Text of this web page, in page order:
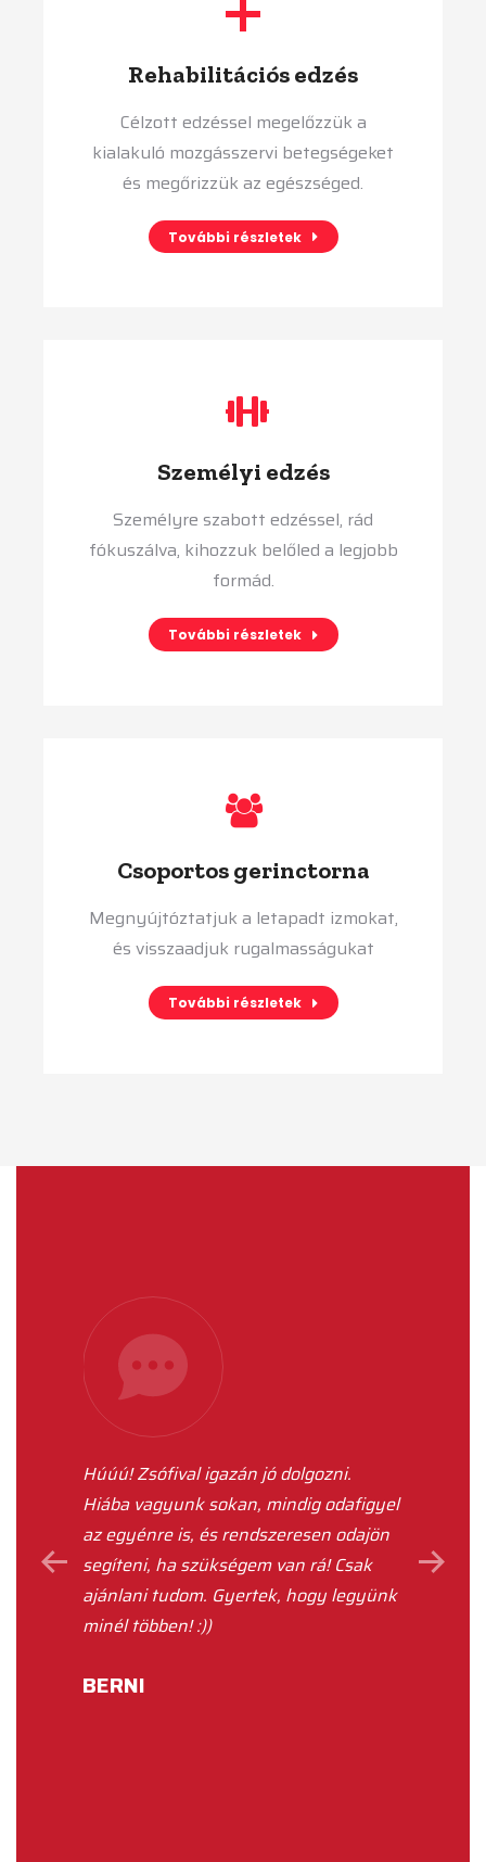
Rehabilitációs edzés
Célzott edzéssel megelőzzük a
kialakuló mozgásszervi betegségeket
és megőrizzük az egészséged.
További részletek
Személyi edzés
Személyre szabott edzéssel, rád
fókuszálva, kihozzuk belőled a legjobb
formád.
További részletek
Csoportos gerinctorna
Megnyújtóztatjuk a letapadt izmokat,
és visszaadjuk rugalmasságukat
További részletek
BERNI
Húúú! Zsófival igazán jó dolgozni.
Hiába vagyunk sokan, mindig odafigyel
az egyénre is, és rendszeresen odajön
segíteni, ha szükségem van rá! Csak
ajánlani tudom. Gyertek, hogy legyünk
minél többen! :))